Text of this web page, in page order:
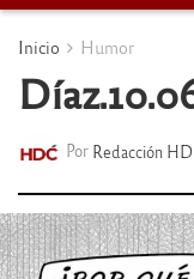
Inicio Humor
Por Redacción